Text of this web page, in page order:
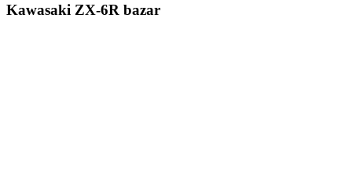
Kawasaki ZX-6R bazar